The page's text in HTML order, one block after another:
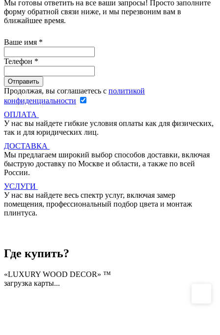
Мы готовы ответить на все ваши запросы! Просто заполните
форму обратной связи ниже, и мы перезвоним вам в
ближайшее время.
Ваше имя *
Телефон *
Продолжая, вы соглашаетесь с политикой
конфиденциальности
ОПЛАТА
У нас вы найдете гибкие условия оплаты как для физических,
так и для юридических лиц.
ДОСТАВКА
Мы предлагаем широкий выбор способов доставки, включая
быструю доставку по Москве и области, а также по всей
России.
УСЛУГИ
У нас вы найдете весь спектр услуг, включая замер
помещения, профессиональный подбор цвета и монтаж
плинтуса.
Где купить?
«LUXURY WOOD DECOR» ™
загрузка карты...